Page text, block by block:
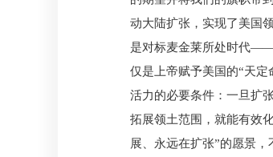
动大陆扩张，实现了美国
是对标麦金莱所处时代
仅是上帝赋予美国的“天
活力的必要条件：一旦扩
拓展领土范围，就能有效
展、永远在扩张”的愿景